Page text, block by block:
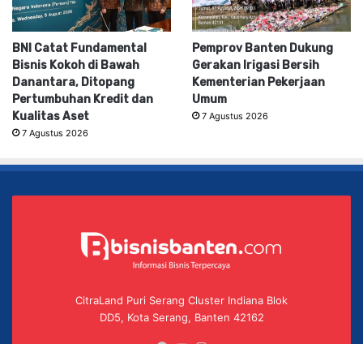
BNI Catat Fundamental
Bisnis Kokoh di Bawah
Danantara, Ditopang
Pertumbuhan Kredit dan
Kualitas Aset
7 Agustus 2026
Pemprov Banten Dukung
Gerakan Irigasi Bersih
Kementerian Pekerjaan
Umum
7 Agustus 2026
CitraLand Puri Serang Cluster Indiana Blok
DD5, Kota Serang, Banten 42162